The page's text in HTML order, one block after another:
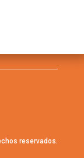
reservados.